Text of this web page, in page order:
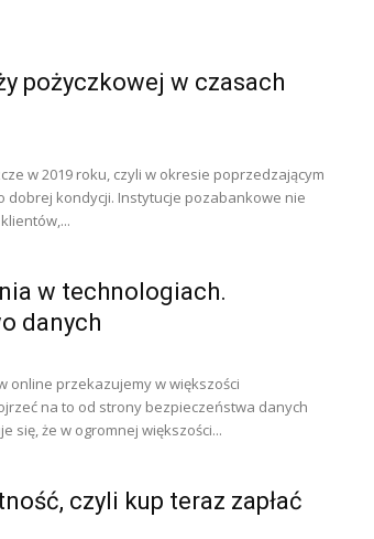
pożyczkowej w czasach
w 2019 roku, czyli w okresie poprzedzającym
dobrej kondycji. Instytucje pozabankowe nie
w technologiach.
danych
online przekazujemy w większości
na to od strony bezpieczeństwa danych
się, że w ogromnej większości...
czyli kup teraz zapłać